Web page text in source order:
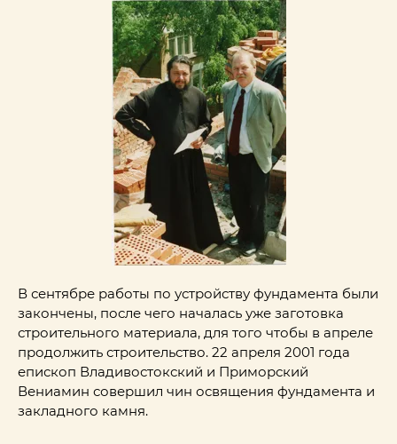
В сентябре работы по устройству фундамента были
закончены, после чего началась уже заготовка
строительного материала, для того чтобы в апреле
продолжить строительство. 22 апреля 2001 года
епископ Владивостокский и Приморский
Вениамин совершил чин освящения фундамента и
закладного камня.